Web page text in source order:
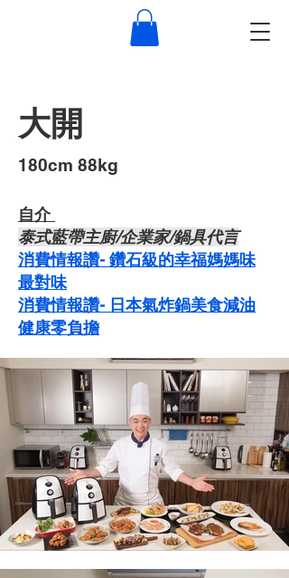
大開
​180cm 88kg
自介 ​
泰式藍帶主廚/企業家/鍋具代言
​消費情報讚- 鑽石級的幸福媽媽味
最對味
消費情報讚- 日本氣炸鍋美食減油
健康零負擔